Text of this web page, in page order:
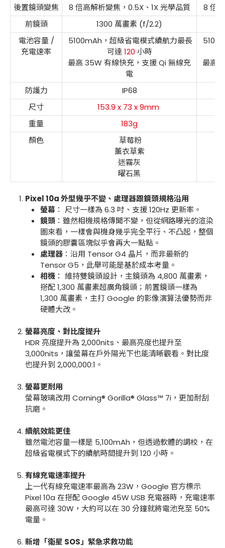
後置鏡頭變焦 8 倍高解析變焦，0.5X、1X 光學品質
8 倍
前鏡頭
1300 萬畫素 (f/2.2)
電池容量 /
充電速率
5100mAh，超級省電模式續航力最長
可達120 小時
最高 35W 有線快充，支援 Qi 無線充
電
最高
防護力
IP68
尺寸
153.9 x 73 x 9mm
重量
183g
顏色
草莓粉
薰衣草紫
迷霧灰
曜石黑
Pixel 10a 外型幾乎不變、處理器跟鏡頭規格沿用
螢幕 ： 尺寸一樣為 6.3 吋、支援 120Hz 更新率。
鏡頭 ：雖然相機規格傳聞不變，但從網路曝光的渲染
圖來看，一樣會與機身幾乎完全平行、不凸起，整個
鏡頭的膠囊區塊似乎會再大一點點。
處理器 ：沿用 Tensor G4 晶片，而非最新的
Tensor G5，此舉可能是基於成本考量。
相機 ： 維持雙鏡頭設計，主鏡頭為 4,800 萬畫素，
搭配 1,300 萬畫素超廣角鏡頭；前置鏡頭一樣為
1,300 萬畫素，主打 Google 的影像演算法優勢而非
硬體大改。
螢幕亮度、對比度提升
HDR 亮度提升為 2,000nits、最高亮度也提升至
3,000nits，讓螢幕在戶外陽光下也能清晰觀看。對比度
也提升到 2,000,000:1。
螢幕更耐用
螢幕玻璃改用 Corning® Gorilla® Glass™ 7i，更加耐刮
抗磨。
續航效能更佳
雖然電池容量一樣是 5,100mAh，但透過軟體的調校，在
超級省電模式下的續航時間提升到 120 小時。
有線充電速率提升
上一代有線充電速率最高為 23W，Google 官方標示
Pixel 10a 在搭配 Google 45W USB 充電器時，充電速率
最高可達 30W，大約可以在 30 分鐘就將電池充至 50%
電量。
新增「衛星 SOS」緊急求救功能